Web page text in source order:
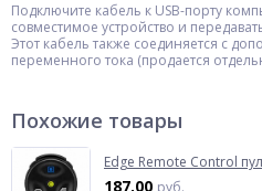
Подключите кабель к USB-порту
совместимое устройство и
Этот кабель также соединяется с
переменного тока (продается
Похожие товары
Edge Remote Control
187.00 руб.